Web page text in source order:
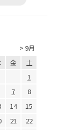
> 9月
金
土
1
7
8
14
15
21
22